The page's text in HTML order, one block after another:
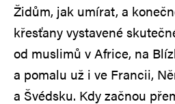
Židům, jak umírat, a
křesťany vystavené
od muslimů v Africe, na
a pomalu už i ve Francii,
a Švédsku. Kdy začnou